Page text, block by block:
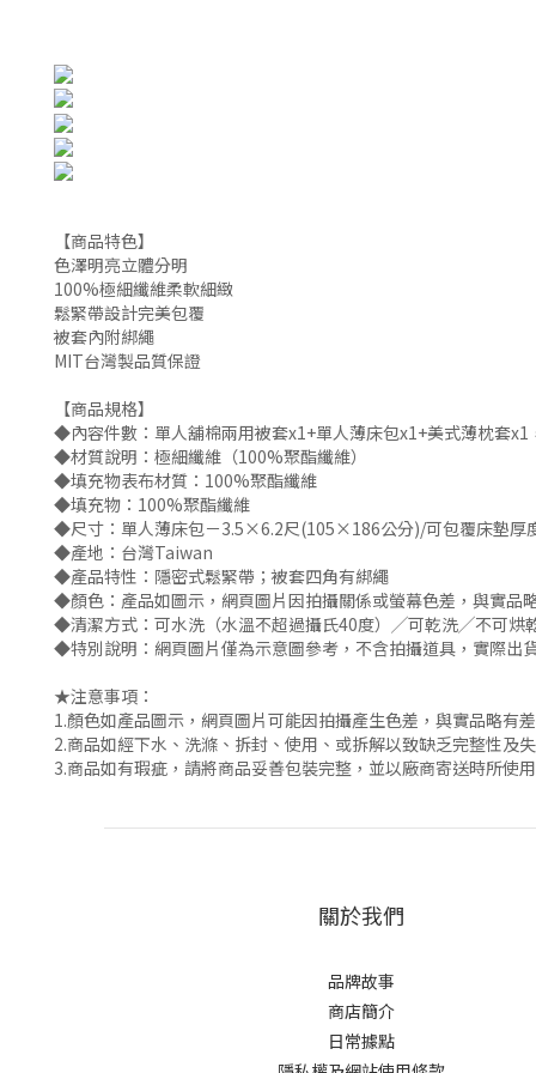
【商品特色】
色澤明亮立體分明
100%極細纖維柔軟細緻
鬆緊帶設計完美包覆
被套內附綁繩
MIT台灣製品質保證
【商品規格】
◆內容件數：單人舖棉兩用被套x1+單人薄床包x1+美式薄枕套
◆材質說明：極細纖維（100%聚酯纖維）
◆填充物表布材質：100%聚酯纖維
◆填充物：100%聚酯纖維
◆尺寸：單人薄床包－3.5×6.2尺(105×186公分)/可包覆床墊
◆產地：台灣Taiwan
◆產品特性：隱密式鬆緊帶；被套四角有綁繩
◆顏色：產品如圖示，網頁圖片因拍攝關係或螢幕色差，與實品
◆清潔方式：可水洗（水溫不超過攝氏40度）╱可乾洗╱不可
◆特別說明：網頁圖片僅為示意圖參考，不含拍攝道具，實際出
★注意事項：
1.顏色如產品圖示，網頁圖片可能因拍攝產生色差，與實品略有
2.商品如經下水、洗滌、拆封、使用、或拆解以致缺乏完整性及
3.商品如有瑕疵，請將商品妥善包裝完整，並以廠商寄送時所使
關於我們
品牌故事
商店簡介
日常據點